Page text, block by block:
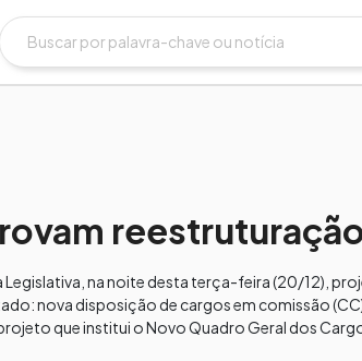
na noite desta terça-feira (20/12),
nova disposição de cargos em comissão
que institui o Novo Quadro Geral dos